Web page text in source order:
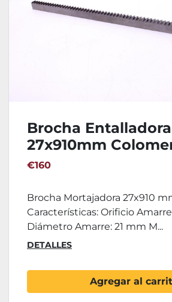
Brocha Entalladora
27x910mm
€160
Brocha Mortajadora 27x910
Características: Orificio
Diámetro Amarre: 21 mm M...
DETALLES
Agregar al